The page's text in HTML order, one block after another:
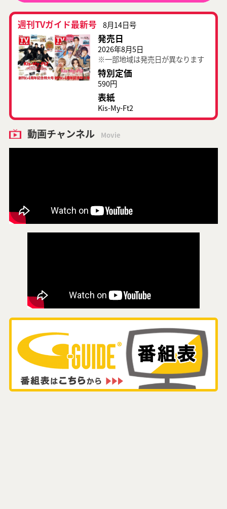
週刊TVガイド最新号 8月14日号
発売日
2026年8月5日
※一部地域は発売日が異なります
特別定価
590円
表紙
Kis-My-Ft2
動画チャンネル Movie